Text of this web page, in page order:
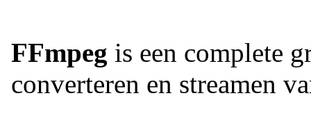
FFmpeg is een complete
converteren en streamen